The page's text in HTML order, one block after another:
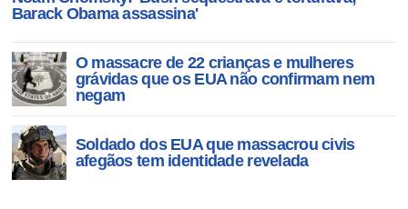
Barack Obama assassina'
O massacre de 22 crianças e mulheres
grávidas que os EUA não confirmam nem
negam
Soldado dos EUA que massacrou civis
afegãos tem identidade revelada